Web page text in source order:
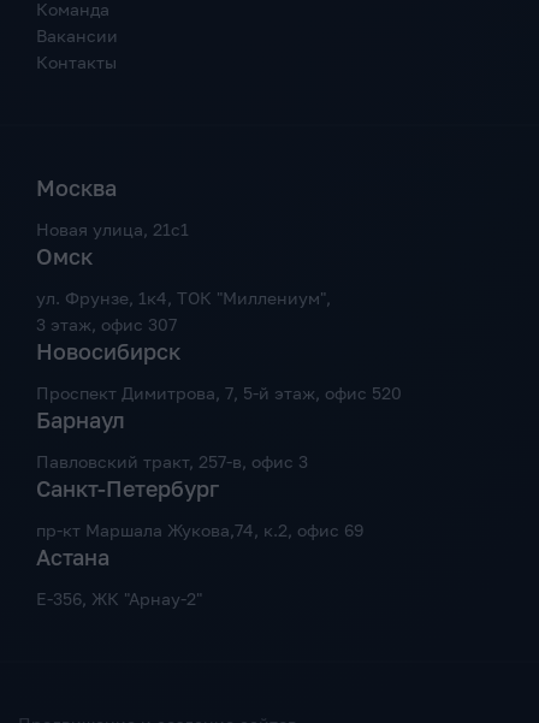
Команда
Вакансии
Контакты
Москва
Новая улица, 21с1
Омск
ул. Фрунзе, 1к4, ТОК "Миллениум",
3 этаж, офис 307
Новосибирск
Проспект Димитрова, 7, 5-й этаж, офис 520
Барнаул
Павловский тракт, 257-в, офис 3
Санкт-Петербург
пр-кт Маршала Жукова,74, к.2, офис 69
Астана
Е-356, ЖК "Арнау-2"